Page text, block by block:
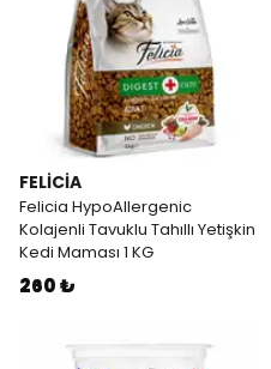
FELİCİA
Felicia HypoAllergenic
Kolajenli Tavuklu Tahıllı Yetişkin
Kedi Maması 1 KG
260 ₺